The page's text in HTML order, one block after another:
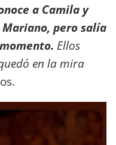
a Camila y
pero salía
Ellos
en la mira